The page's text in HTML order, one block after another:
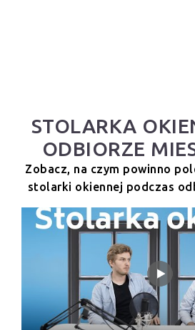
STOLARKA
ODBIORZE
Zobacz, na czym powinno
stolarki okiennej podczas